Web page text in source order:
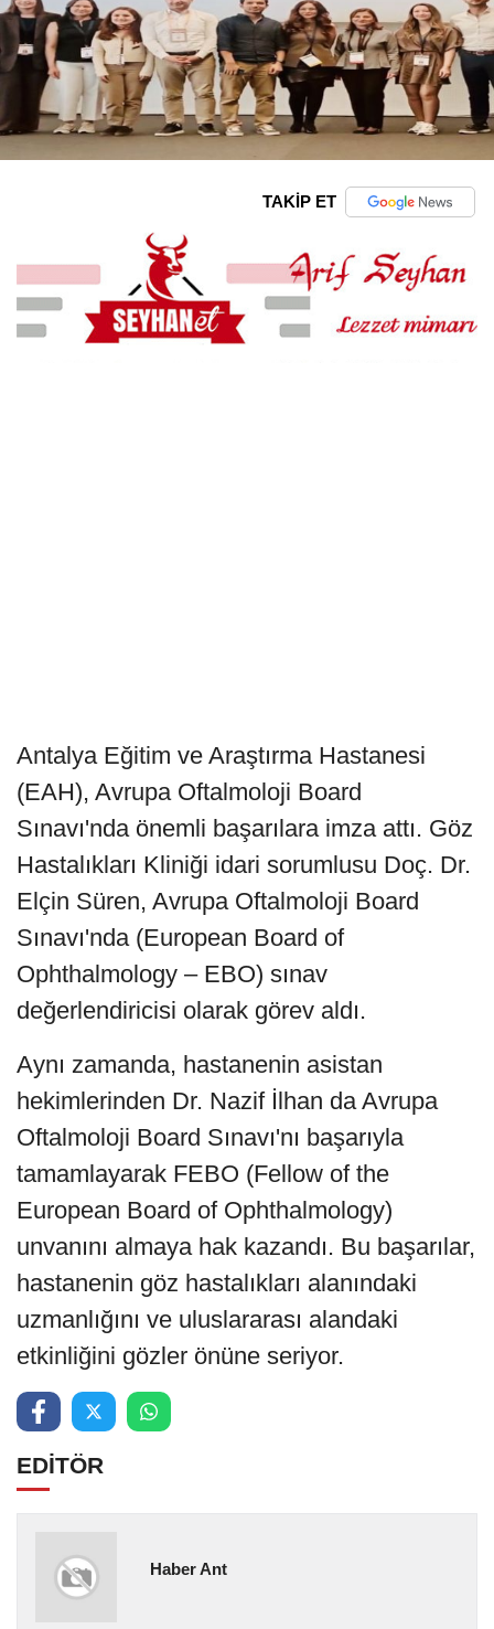
TAKİP ET
Antalya Eğitim ve Araştırma Hastanesi
(EAH), Avrupa Oftalmoloji Board
Sınavı'nda önemli başarılara imza attı. Göz
Hastalıkları Kliniği idari sorumlusu Doç. Dr.
Elçin Süren, Avrupa Oftalmoloji Board
Sınavı'nda (European Board of
Ophthalmology – EBO) sınav
değerlendiricisi olarak görev aldı.
Aynı zamanda, hastanenin asistan
hekimlerinden Dr. Nazif İlhan da Avrupa
Oftalmoloji Board Sınavı'nı başarıyla
tamamlayarak FEBO (Fellow of the
European Board of Ophthalmology)
unvanını almaya hak kazandı. Bu başarılar,
hastanenin göz hastalıkları alanındaki
uzmanlığını ve uluslararası alandaki
etkinliğini gözler önüne seriyor.
EDİTÖR
Haber Ant